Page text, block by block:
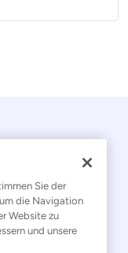
Sie der
die Navigation
Website zu
und unsere